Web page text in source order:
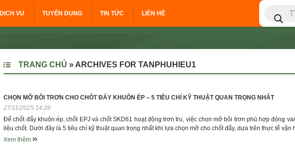
DỊCH VỤ TUYỂN DỤNG TIN TỨC LIÊN HỆ
TRANG CHỦ » ARCHIVES FOR TANPHUHIEU1
CHỌN MỠ BÔI TRƠN CHO CHỐT ĐẨY KHUÔN ÉP – 5 TIÊU CHÍ KỸ THUẬT QUAN TRỌNG NHẤT
27/11/2025 14:28
Để chốt đẩy khuôn ép, chốt EPJ và chốt SKD61 hoạt động trơn tru, việc chọn mỡ bôi trơn phù hợp đóng
liệu chốt. Dưới đây là 5 tiêu chí kỹ thuật quan trọng nhất khi lựa chọn mỡ cho chốt đẩy, dựa trên thực tế
Xem thêm